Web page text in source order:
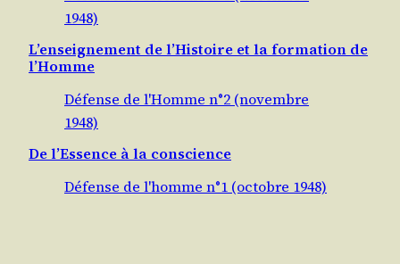
1948)
L’enseignement de l’Histoire et la formation de
l’Homme
Défense de l'Homme n°2 (novembre
1948)
De l’Essence à la conscience
Défense de l'homme n°1 (octobre 1948)